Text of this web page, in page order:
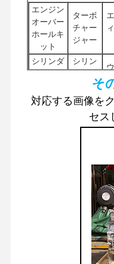
ディーゼルエンジン
三菱エンジン
掘削機エンジン
エンジンの改造のキッ
インジェクションポン
他のエンジン部品
電子制御システム
エンジンの電気部品
エンジン燃料システム
エンジン
オーバー
ホールキ
ット
ターボ
チャー
ジャー
シリンダ
ーブロッ
シリン
ダーヘ
ッド
スタータ
フィル
ター
そ
対応する画像を
セス